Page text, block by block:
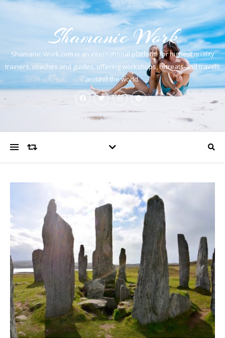
Shamanic Work
Shamanic-Work.com is an international platform for highest quality
trainers, coaches and guides, offering workshops, retreats and travels
around the world.